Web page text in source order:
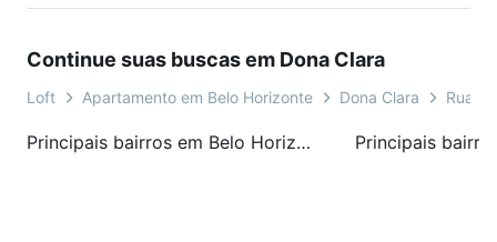
Continue suas buscas em Dona Clara
Loft Apartamento em Belo Horizonte Dona Clara Rua
Principais bairros em Belo Horizonte, MG